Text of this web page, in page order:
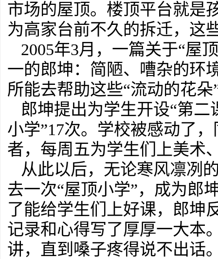
市场的屋顶。楼顶平台就是
为高家台前不久的拆迁，这
2005年3月，一篇关于“屋
一的郎坤：简陋、嘈杂的
所能去帮助这些“流动的花朵
郎坤提出为学生开设“第
小学”17次。学校被感动了
者，每周五为学生们上美术
从此以后，无论寒风凛冽
去一次“屋顶小学”，成为郎
了能给学生们上好课，郎坤
记录和心得写了厚厚一大本
讲，直到嗓子疼得说不出话